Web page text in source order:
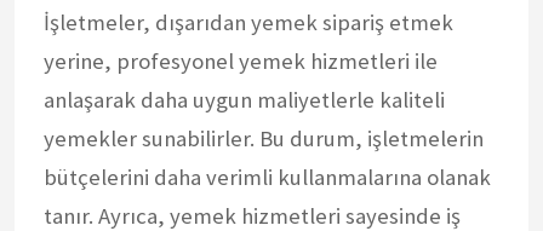
İşletmeler, dışarıdan yemek sipariş etmek
yerine, profesyonel yemek hizmetleri ile
anlaşarak daha uygun maliyetlerle kaliteli
yemekler sunabilirler. Bu durum, işletmelerin
bütçelerini daha verimli kullanmalarına olanak
tanır. Ayrıca, yemek hizmetleri sayesinde iş